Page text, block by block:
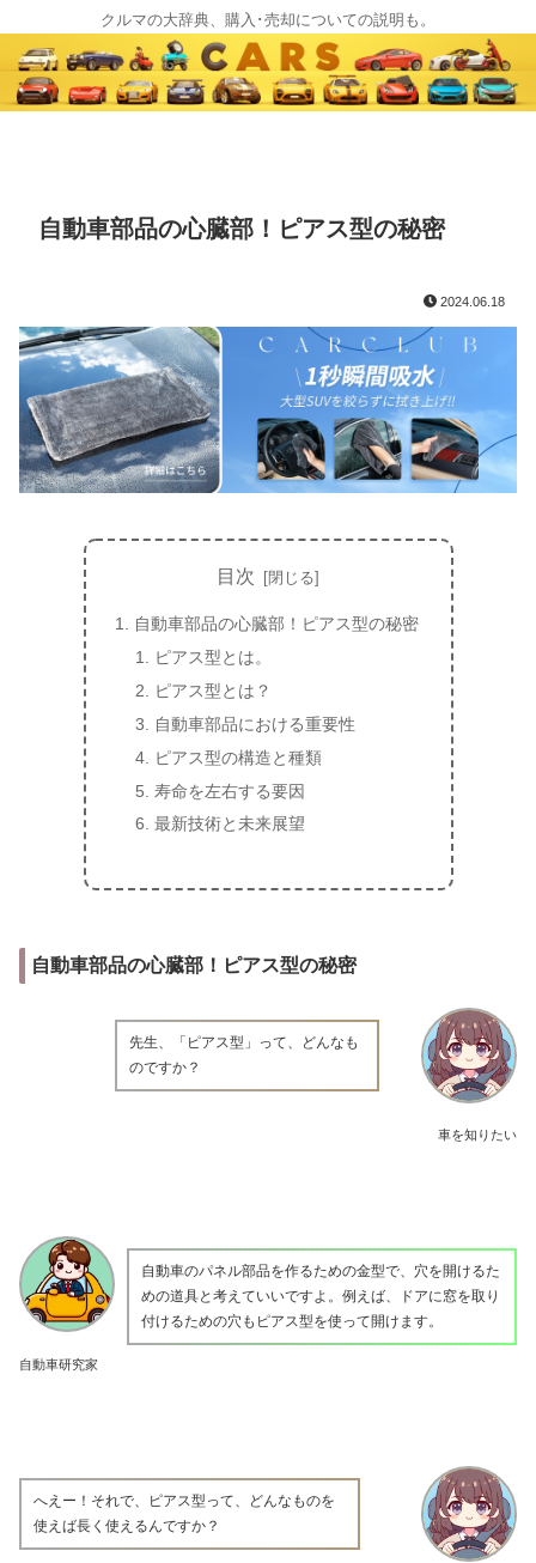
クルマの大辞典、購入･売却についての説明も。
自動車部品の心臓部！ピアス型の秘密
2024.06.18
目次
自動車部品の心臓部！ピアス型の秘密
ピアス型とは。
ピアス型とは？
自動車部品における重要性
ピアス型の構造と種類
寿命を左右する要因
最新技術と未来展望
自動車部品の心臓部！ピアス型の秘密
車を知りたい
先生、「ピアス型」って、どんなも
のですか？
自動車研究家
自動車のパネル部品を作るための金型で、穴を開けるた
めの道具と考えていいですよ。例えば、ドアに窓を取り
付けるための穴もピアス型を使って開けます。
へえー！それで、ピアス型って、どんなものを
使えば長く使えるんですか？